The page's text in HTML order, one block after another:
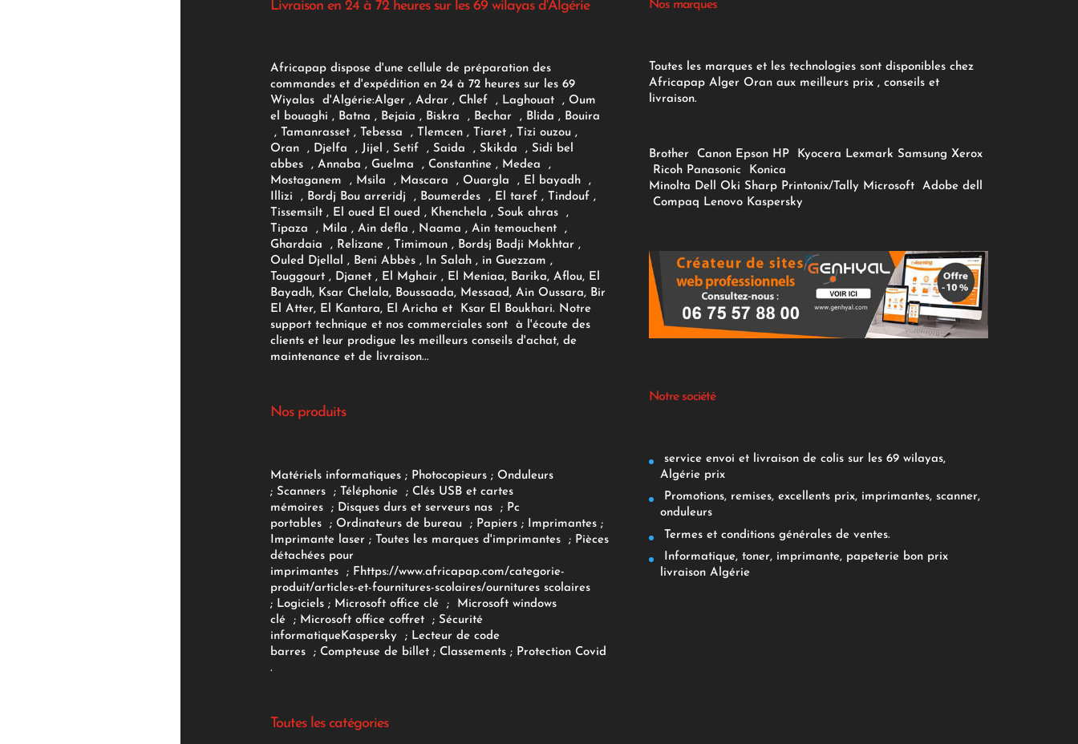
Livraison en 24 à 72 heures sur les 69 wilayas d'Algérie
Africapap dispose d'une cellule de préparation des
commandes et d'expédition en 24 à 72 heures sur les 69
Wiyalas d'Algérie:Alger , Adrar, Chlef , Laghouat , Oum
el bouaghi , Batna , Bejaia , Biskra , Bechar , Blida , Bouira
, Tamanrasset , Tebessa , Tlemcen , Tiaret , Tizi ouzou ,
Oran , Djelfa , Jijel , Setif , Saida , Skikda , Sidi bel
abbes , Annaba , Guelma , Constantine , Medea ,
Mostaganem , Msila , Mascara , Ouargla , El bayadh ,
Illizi , Bordj Bou arreridj , Boumerdes , El taref , Tindouf ,
Tissemsilt , El oued El oued , Khenchela , Souk ahras ,
Tipaza , Mila , Ain defla , Naama , Ain temouchent ,
Ghardaia , Relizane , Timimoun , Bordsj Badji Mokhtar ,
Ouled Djellal , Beni Abbès , In Salah , in Guezzam ,
Touggourt , Djanet , El Mghair , El Meniaa, Barika, Aflou, El
Bayadh, Ksar Chelala, Boussaada, Messaad, Ain Oussara, Bir
El Atter, El Kantara, El Aricha et Ksar El Boukhari. Notre
support technique et nos commerciales sont à l'écoute des
clients et leur prodigue les meilleurs conseils d'achat, de
maintenance et de livraison...
Nos produits
Matériels informatiques; Photocopieurs; Onduleurs
; Scanners ; Téléphonie ; Clés USB et cartes
mémoires
; Disques durs et serveurs nas ; Pc
portables
; Ordinateurs de bureau ; Papiers; Imprimantes;
Imprimante laser; Toutes les marques d'imprimantes ; Pièces
détachées pour
imprimantes
; F https://www.africapap.com/categorie-
produit/articles-et-fournitures-scolaires/ournitures scolaires
; Logiciels ; Microsoft office clé ;
Microsoft windows
clé; Microsoft office coffret ; Sécurité
informatiqueKaspersky ; Lecteur de code
barres
; Compteuse de billet; Classements ; Protection Covid
.
Toutes les catégories
Nos marques
Toutes les marques et les technologies sont disponibles chez
Africapap Alger Oran aux meilleurs prix , conseils et
livraison.
Brother Canon Epson HP Kyocera Lexmark Samsung Xerox
Ricoh Panasonic
Konica
Minolta Dell Oki Sharp Printonix/Tally Microsoft Adobe dell
Compaq Lenovo Kaspersky
Notre société
service envoi et livraison de colis sur les 69 wilayas,
Algérie prix
Promotions, remises, excellents prix, imprimantes, scanner,
onduleurs
Termes et conditions générales de ventes.
Informatique, toner, imprimante, papeterie bon prix
livraison Algérie